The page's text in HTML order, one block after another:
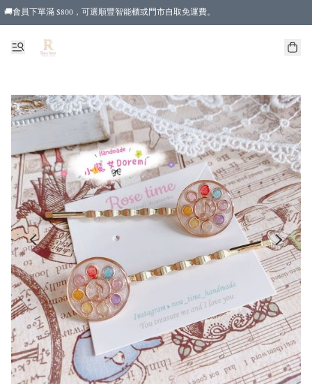
🚚會員下單滿 $800，可選順豐智能櫃或門市自取免運費。